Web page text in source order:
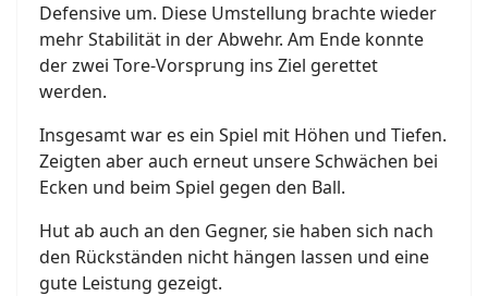
Defensive um. Diese Umstellung brachte wieder
mehr Stabilität in der Abwehr. Am Ende konnte
der zwei Tore-Vorsprung ins Ziel gerettet
werden.
Insgesamt war es ein Spiel mit Höhen und Tiefen.
Zeigten aber auch erneut unsere Schwächen bei
Ecken und beim Spiel gegen den Ball.
Hut ab auch an den Gegner, sie haben sich nach
den Rückständen nicht hängen lassen und eine
gute Leistung gezeigt.